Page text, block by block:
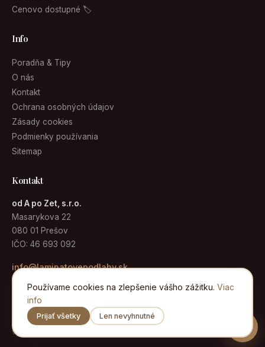
Používame cookies na zlepšenie vášho zážitku. Viac
info
Prijať všetky Len nevyhnutné
Cenovo dostupné 🏷
Info
Poradňa & Tipy
O nás
Kontakt
Ochrana osobných údajov
Zásady cookies
Podmienky používania
Sitemap
Kontakt
od A po Zet, s.r.o.
Masarykova 22
080 01 Prešov
IČO: 46 693 092
info@laminatovepodlahy.sk
© 2026 Laminátové podlahy · od A po Zet, s.r.o. · Všetky práva
vyhradené